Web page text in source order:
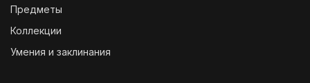
Предметы
Коллекции
Умения и заклинания